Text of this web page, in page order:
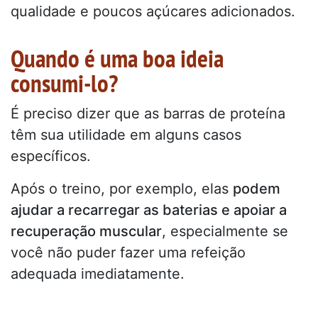
qualidade e poucos açúcares adicionados.
Quando é uma boa ideia
consumi-lo?
É preciso dizer que as barras de proteína
têm sua utilidade em alguns casos
específicos.
Após o treino, por exemplo, elas podem
ajudar a recarregar as baterias e apoiar a
recuperação muscular, especialmente se
você não puder fazer uma refeição
adequada imediatamente.